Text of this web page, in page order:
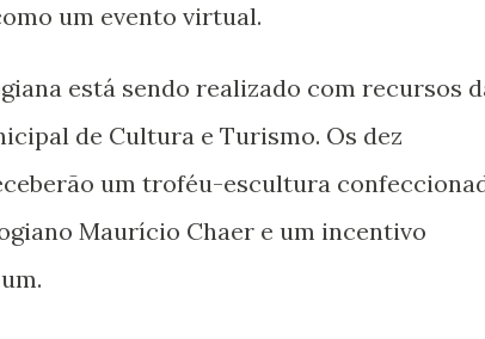
um evento virtual.
está sendo realizado com recursos
de Cultura e Turismo. Os dez
um troféu-escultura
Maurício Chaer e um incentivo